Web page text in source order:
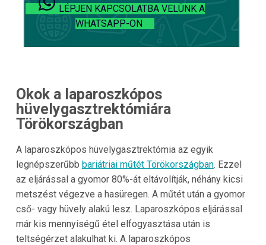
LÉPJEN KAPCSOLATBA VELÜNK A
WHATSAPP-ON
Okok a laparoszkópos
hüvelygasztrektómiára
Törökországban
A laparoszkópos hüvelygasztrektómia az egyik
legnépszerűbb bariátriai műtét Törökországban. Ezzel
az eljárással a gyomor 80%-át eltávolítják, néhány kicsi
metszést végezve a hasüregen. A műtét után a gyomor
cső- vagy hüvely alakú lesz. Laparoszkópos eljárással
már kis mennyiségű étel elfogyasztása után is
teltségérzet alakulhat ki. A laparoszkópos